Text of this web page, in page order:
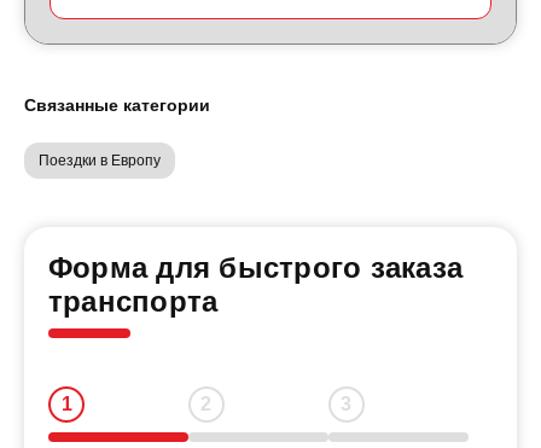
Связанные категории
Поездки в Европу
Форма для быстрого заказа
транспорта